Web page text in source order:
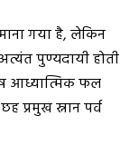
गया है, लेकिन
पुण्यदायी होती
आध्यात्मिक फल
प्रमुख स्नान पर्व